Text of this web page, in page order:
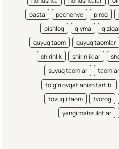
pasta
pechenye pirog
pishloq
qiyma
quyuq taom
quyuq taomlar
shirinlik
shirinliklar
suyuq taomlar
taomlar
to'g'ri ovqatlanish tartibi
tovuqli taom
tvorog
yangi mahsulotlar